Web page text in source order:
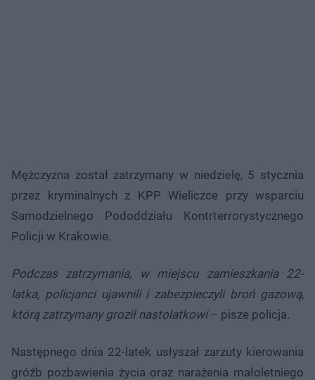
Mężczyzna został zatrzymany w niedzielę, 5 stycznia
przez kryminalnych z KPP Wieliczce przy wsparciu
Samodzielnego Pododdziału Kontrterrorystycznego
Policji w Krakowie.
Podczas zatrzymania, w miejscu zamieszkania 22-
latka, policjanci ujawnili i zabezpieczyli broń gazową,
którą zatrzymany groził nastolatkowi– pisze policja.
Następnego dnia 22-latek usłyszał zarzuty kierowania
gróźb pozbawienia życia oraz narażenia małoletniego